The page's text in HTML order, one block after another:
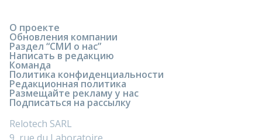
О проекте
Обновления компании
Раздел “СМИ о нас”
Написать в редакцию
Команда
Политика конфиденциальности
Редакционная политика
Размещайте рекламу у нас
Подписаться на рассылку
Relotech SARL